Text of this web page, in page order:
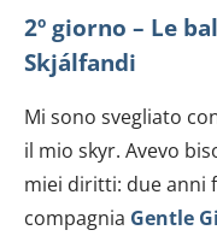
con altre informazioni
raccolto dal tuo
2º giorno – Le
Skjálfandi
Mi sono svegliato
il mio skyr. Avevo
miei diritti: due anni
compagnia Gentle